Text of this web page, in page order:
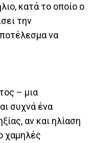
κατά το οποίο ο
την
να
– μια
συχνά ένα
αν και ηλίαση
χαμηλές